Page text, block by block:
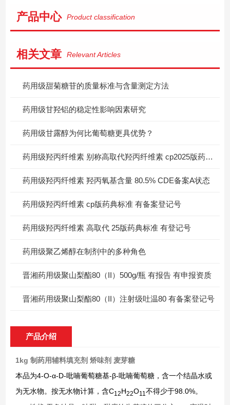
产品中心 Product classification
相关文章 Relevant Articles
药用级甜菊糖苷的质量标准与含量测定方法
药用级甘羟铝的稳定性影响因素研究
药用级甘露醇为何比葡萄糖更具优势？
药用级羟丙纤维素 别称高取代羟丙纤维素 cp2025版药典标准
药用级羟丙纤维素 羟丙氧基含量 80.5% CDE备案A状态
药用级羟丙纤维素 cp版药典标准 有备案登记号
药用级羟丙纤维素 高取代 25版药典标准 有登记号
药用级聚乙烯醇在制剂中的多种角色
晋湘药用级聚山梨酯80（II）500g/瓶 有报告 有申报资质
晋湘药用级聚山梨酯80（II）注射级吐温80 有备案登记号
产品介绍
1kg 制药用辅料填充剂 矫味剂 麦芽糖
本品为4-O-α-D-吡喃葡萄糖基-β-吡喃葡萄糖，含一个结晶水或
为无水物。按无水物计算，含C12H22O11 不得少于98.0%。